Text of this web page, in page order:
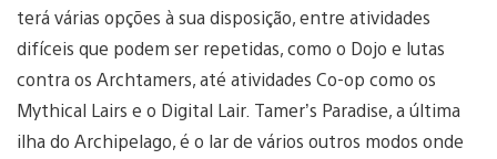
terá várias opções à sua disposição, entre atividades
difíceis que podem ser repetidas, como o Dojo e lutas
contra os Archtamers, até atividades Co-op como os
Mythical Lairs e o Digital Lair. Tamer’s Paradise, a última
ilha do Archipelago, é o lar de vários outros modos onde